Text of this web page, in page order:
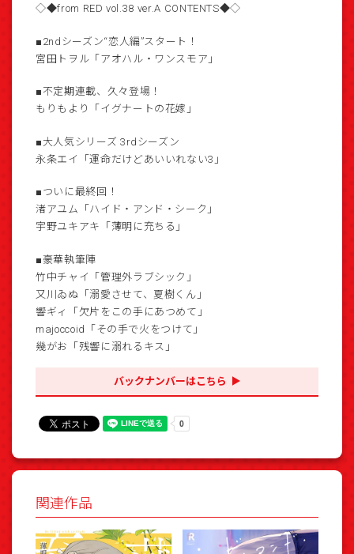
◇◆from RED vol.38 ver.A CONTENTS◆◇
■2ndシーズン“恋人編”スタート！
宮田トヲル「アオハル・ワンスモア」
■不定期連載、久々登場！
もりもより「イグナートの花嫁」
■大人気シリーズ 3rdシーズン
永条エイ「運命だけどあいいれない3」
■ついに最終回！
渚アユム「ハイド・アンド・シーク」
宇野ユキアキ「薄明に充ちる」
■豪華執筆陣
竹中チャイ「管理外ラブシック」
又川ゐぬ「溺愛させて、夏樹くん」
響ギィ「欠片をこの手にあつめて」
majoccoid「その手で火をつけて」
幾がお「残響に溺れるキス」
バックナンバーはこちら
関連作品